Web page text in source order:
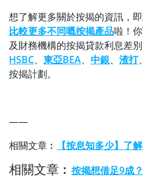
想了解更多關於按揭的資訊，
比較更多不同嘅按揭產品啦！
及財務機構的按揭貸款利息差
HSBC、 東亞BEA、 中銀、 渣打、
按揭計劃。
——
相關文章︰
【按息知多少】了
相關文章︰ 按揭想借足9成